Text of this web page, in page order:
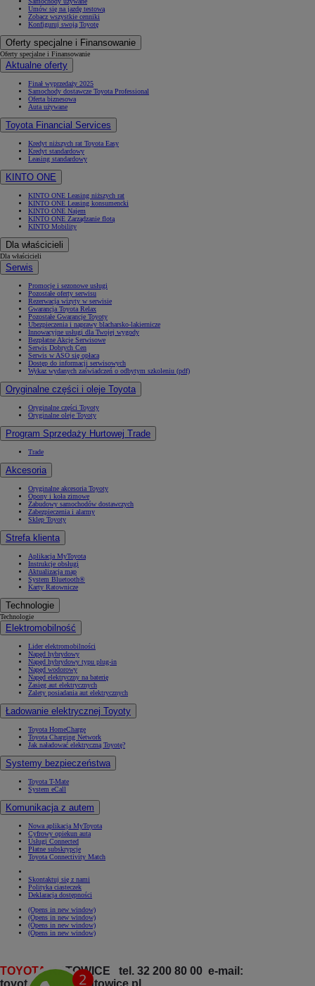
Umów się na jazdę testową
Zobacz wszystkie cenniki
Konfiguruj swoją Toyotę
Oferty specjalne i Finansowanie
Oferty specjalne i Finansowanie
Aktualne oferty
Finał wyprzedaży 2025
Samochody dostawcze Toyota Professional
Oferta biznesowa
Auta używane
Toyota Financial Services
Kredyt niższych rat Toyota Easy
Kredyt standardowy
Leasing standardowy
KINTO ONE
KINTO ONE Leasing niższych rat
KINTO ONE Leasing konsumencki
KINTO ONE Najem
KINTO ONE Zarządzanie flotą
KINTO Mobility
Dla właścicieli
Dla właścicieli
Serwis
Promocje i sezonowe usługi
Pozostałe oferty serwisu
Rezerwacja wizyty w serwisie
Gwarancja Toyota Relax
Pozostałe Gwarancje Toyoty
Ubezpieczenia i naprawy blacharsko-lakiernicze
Innowacyjne usługi dla Twojej wygody
Bezpłatne Akcje Serwisowe
Serwis Dobrych Cen
Serwis w ASO się opłaca
Dostęp do informacji serwisowych
Wykaz wydanych zaświadczeń o odbytym szkoleniu (pdf)
Oryginalne części i oleje Toyota
Oryginalne części Toyoty
Oryginalne oleje Toyoty
Program Sprzedaży Hurtowej Trade
Trade
Akcesoria
Oryginalne akcesoria Toyoty
Opony i koła zimowe
Zabudowy samochodów dostawczych
Zabezpieczenia i alarmy
Sklep Toyoty
Strefa klienta
Aplikacja MyToyota
Instrukcje obsługi
Aktualizacja map
System Bluetooth®
Karty Ratownicze
Technologie
Technologie
Elektromobilność
Lider elektromobilności
Napęd hybrydowy
Napęd hybrydowy typu plug-in
Napęd wodorowy
Napęd elektryczny na baterię
Zasięg aut elektrycznych
Zalety posiadania aut elektrycznych
Ładowanie elektrycznej Toyoty
Toyota HomeCharge
Toyota Charging Network
Jak naładować elektryczną Toyotę?
Systemy bezpieczeństwa
Toyota T-Mate
System eCall
Komunikacja z autem
Nowa aplikacja MyToyota
Cyfrowy opiekun auta
Usługi Connected
Płatne subskrypcje
Toyota Connectivity Match
Skontaktuj się z nami
Polityka ciasteczek
Deklaracja dostępności
(Opens in new window)
(Opens in new window)
(Opens in new window)
(Opens in new window)
TOYOTAKATOWICE tel. 32 200 80 00 e-mail: